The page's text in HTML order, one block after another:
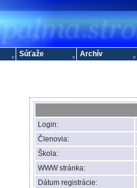
Login:
Členovia:
Škola:
WWW stránka:
Dátum registrácie:
Súťaže Archív